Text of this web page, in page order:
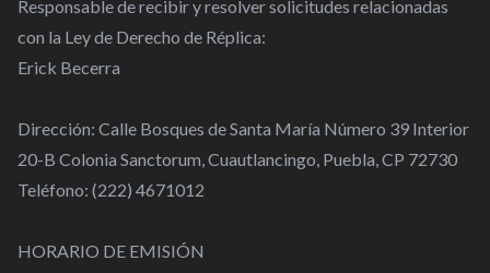
Responsable de recibir y resolver solicitudes relacionadas
con la Ley de Derecho de Réplica:
Erick Becerra
Dirección: Calle Bosques de Santa María Número 39 Interior
20-B Colonia Sanctorum, Cuautlancingo, Puebla, CP 72730
Teléfono: (222) 4671012
HORARIO DE EMISIÓN